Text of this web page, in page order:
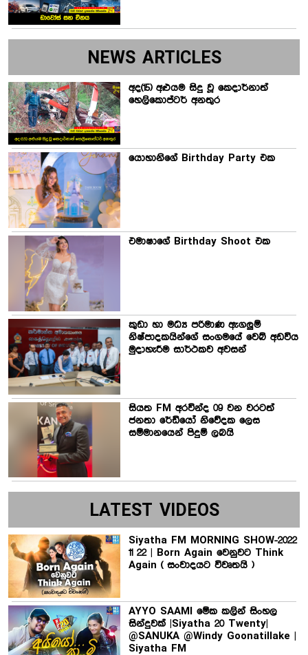
NEWS ARTICLES
අද(15) අළුයම සිදු වූ කෙදාර්නාත්
හෙලිකොප්ටර් අනතුර
යොහානිගේ Birthday Party එක
එමාෂාගේ Birthday Shoot එක
කුඩා හා මධ්‍ය පරිමාණ ඇගලුම්
නිෂ්පාදකයින්ගේ සංගමයේ වෙබ් අඩවිය
මුදාහැරීම සාර්ථකව අවසන්
සියත FM අරවින්ද 09 වන වරටත්
ජනතා රේඩියෝ නිවේදක ලෙස
සම්මානයෙන් පිදුම් ලබයි
LATEST VIDEOS
Siyatha FM MORNING SHOW-2022
11 22 | Born Again වෙනුවට Think
Again ( සංවාදයට විවෘතයි )
AYYO SAAMI මේක කලින් සිංහල
සින්දුවක් |Siyatha 20 Twenty|
@SANUKA @Windy Goonatillake |
Siyatha FM